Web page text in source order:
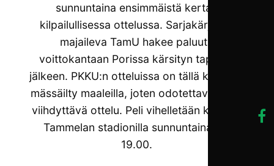
sunnuntaina ensimmäistä kertaa
kilpailullisessa ottelussa. Sarjakärjessä
majaileva TamU hakee paluuta
voittokantaan Porissa kärsityn tappion
jälkeen. PKKU:n otteluissa on tällä kaudella
mässäilty maaleilla, joten odotettavissa on
viihdyttävä ottelu. Peli vihelletään käyntiin
Tammelan stadionilla sunnuntaina klo
19.00.